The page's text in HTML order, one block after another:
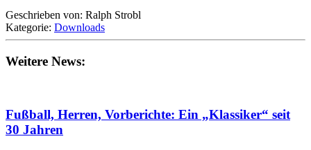
Geschrieben von: Ralph Strobl
Kategorie: Downloads
Weitere News:
Fußball, Herren, Vorberichte: Ein „Klassiker“ seit
30 Jahren